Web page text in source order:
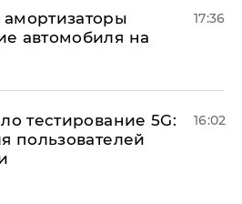
автомобиля на
17:36
тестирование 5G:
пользователей
16:02